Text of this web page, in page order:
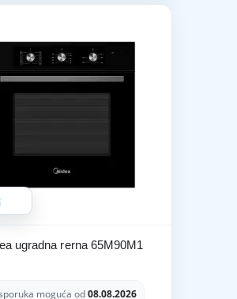
ugradna rerna 65M90M1
moguća od08.08.2026